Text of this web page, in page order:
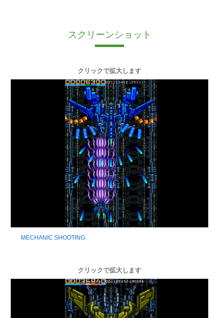
スクリーンショット
クリックで拡大します
MECHANIC SHOOTING
クリックで拡大します